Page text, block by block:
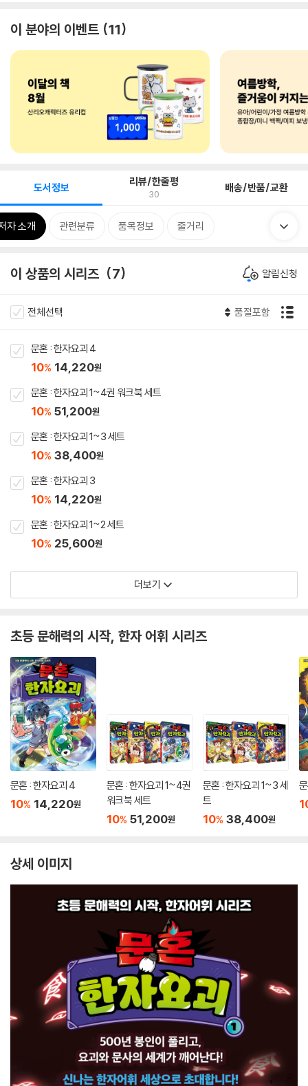
이 분야의 이벤트 11
도서정보 리뷰/한줄평
30 배송/반품/교환
자 소개 관련분류 품목정보 줄거리
이 상품의 시리즈 7 알림신청
전체선택 품절포함
문혼 : 한자요괴 4
10% 14,220원
문혼 : 한자요괴 1~4권 워크북 세트
10% 51,200원
문혼 : 한자요괴 1~3 세트
10% 38,400원
문혼 : 한자요괴 3
10% 14,220원
문혼 : 한자요괴 1~2 세트
10% 25,600원
더보기
초등 문해력의 시작, 한자 어휘 시리즈
문혼 : 한자요괴 4
10% 14,220원
문혼 : 한자요괴 1~4권
워크북 세트
10% 51,200원
문혼 : 한자요괴 1~3 세
트
10% 38,400원
상세 이미지